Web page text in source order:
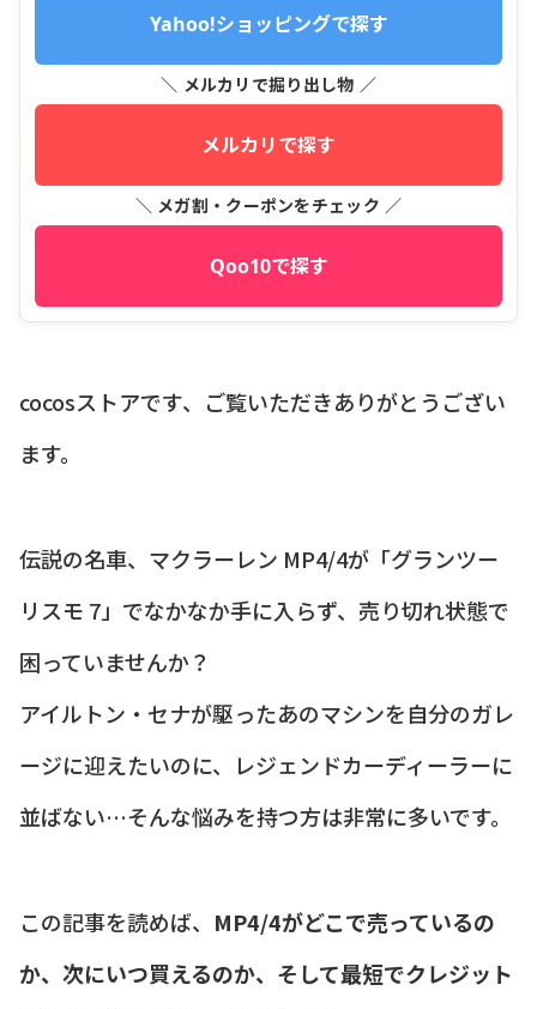
Yahoo!ショッピングで探す
＼ メルカリで掘り出し物 ／
メルカリで探す
＼ メガ割・クーポンをチェック ／
Qoo10で探す
cocosストアです、ご覧いただきありがとうござい
ます。
伝説の名車、マクラーレン MP4/4が「グランツー
リスモ 7」でなかなか手に入らず、売り切れ状態で
困っていませんか？
アイルトン・セナが駆ったあのマシンを自分のガレ
ージに迎えたいのに、レジェンドカーディーラーに
並ばない…そんな悩みを持つ方は非常に多いです。
この記事を読めば、 MP4/4がどこで売っているの
か、次にいつ買えるのか、そして最短でクレジット